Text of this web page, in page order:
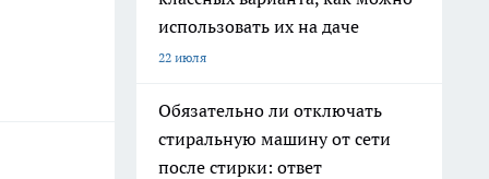
использовать их на даче
22 июля
Обязательно ли отключать
стиральную машину от сети
после стирки: ответ